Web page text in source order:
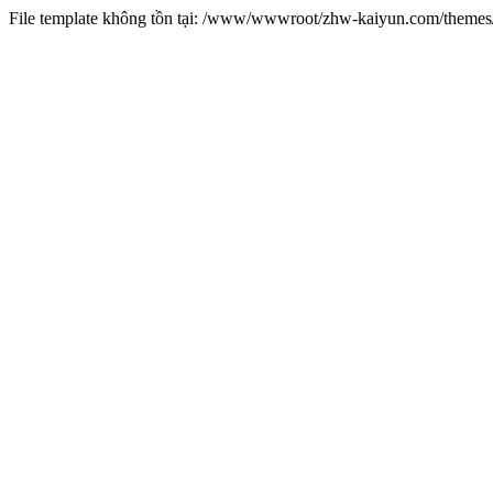
File template không tồn tại: /www/wwwroot/zhw-kaiyun.com/